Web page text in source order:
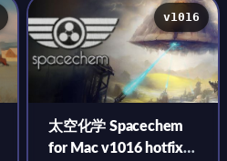
v1016
太空化学 Spacechem
for Mac v1016 hotfix